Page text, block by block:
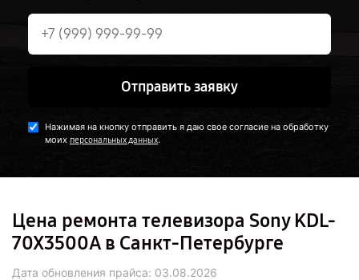
Отправить заявку
Нажимая на кнопку отправить я даю свое согласие на обработку
моих персональных данных.
Цена ремонта телевизора Sony KDL-
70X3500A в Санкт-Петербурге
Дата обновления прайса: 03.08.2026